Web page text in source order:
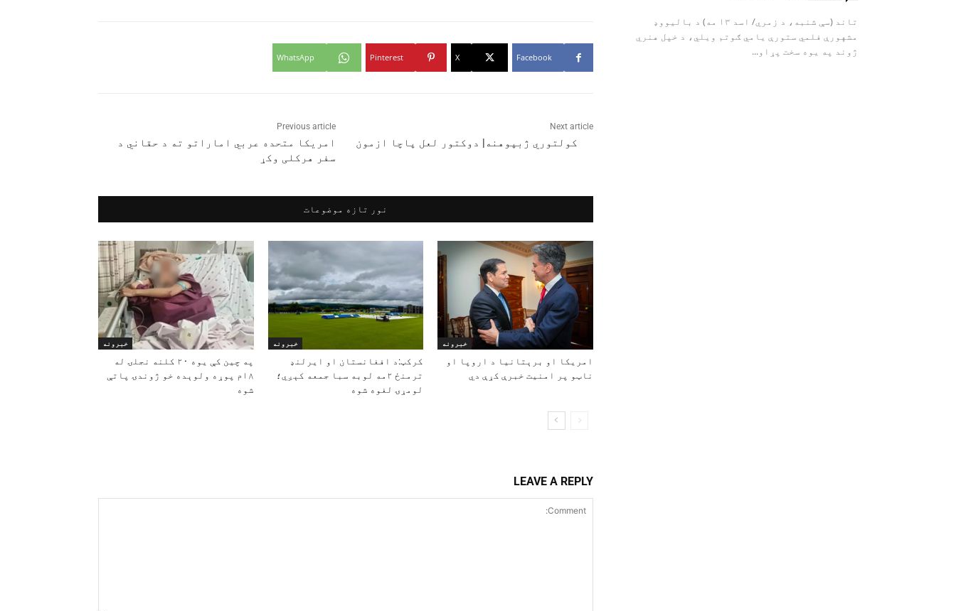
Facebook
X
Pinterest
WhatsApp
Previous article
امریکا متحده عربي اماراتو ته د حقاني د
سفر هرکلی وکړ
Next article
کولتوري ژبپوهنه| دوکتور لعل پاچا ازمون
نور تازه موضوعات
خبرونه
امریکا او برېتانیا د اروپا او
ناټو پر امنیت خبرې کړې دي
خبرونه
کرکټ:د افغانستان او ایرلنډ
ترمنځ ۲مه لوبه سبا جمعه کېږي؛
لومړۍ لغوه شوه
خبرونه
په چین کې یوه ۲۰ کلنه نجلۍ له
۱۸م پوړه ولوېده خو ژوندۍ پاتې
شوه
LEAVE A REPLY
تاند (سې شنبه، د زمري/ اسد ۱۳ مه) د بالیووډ
مشهورې فلمي ستورې یامي ګوتم ویلي، د خپل هنري
ژوند په یوه سخت پړاو...